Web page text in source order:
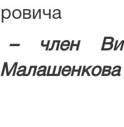
– член
Малашенкова